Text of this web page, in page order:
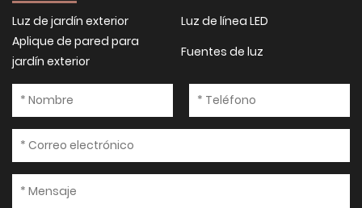
Luz de jardín exterior
Luz de línea LED
Aplique de pared para
jardín exterior
Fuentes de luz